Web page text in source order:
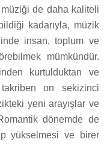
de daha kaliteli
kadarıyla, müzik
insan, toplum ve
mümkündür.
kurtulduktan ve
takriben on sekizinci
yeni arayışlar ve
dönemde de
yükselmesi ve birer